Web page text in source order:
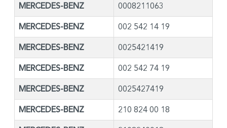
MERCEDES-BENZ 0008211063
MERCEDES-BENZ 002 542 14 19
MERCEDES-BENZ 0025421419
MERCEDES-BENZ 002 542 74 19
MERCEDES-BENZ 0025427419
MERCEDES-BENZ 210 824 00 18